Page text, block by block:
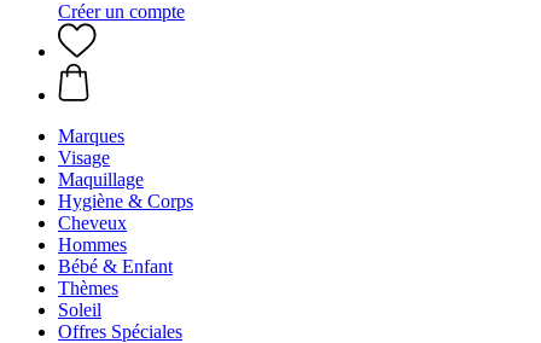
Créer un compte
Marques
Visage
Maquillage
Hygiène & Corps
Cheveux
Hommes
Bébé & Enfant
Thèmes
Soleil
Offres Spéciales